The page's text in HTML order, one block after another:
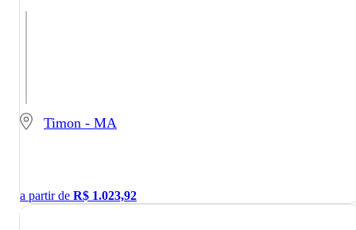
Timon - MA
a partir de R$ 1.023,92